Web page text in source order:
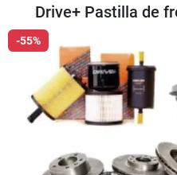
Drive+ Pastilla de
-55%